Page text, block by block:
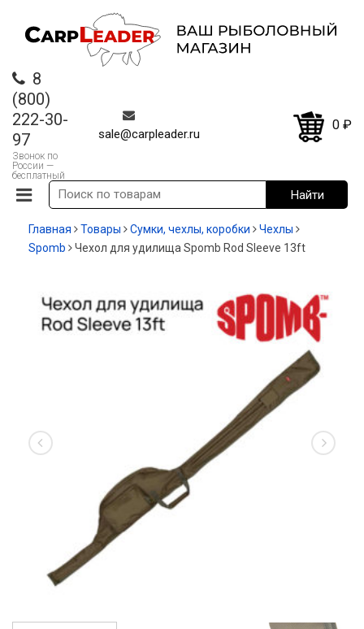
8
(800)
222-30-
97
Звонок по
России —
бесплатный
sale@carpleader.ru
0 ₽
Главная Товары Сумки, чехлы, коробки
Чехлы
Spomb
Чехол для удилища Spomb Rod Sleeve 13ft